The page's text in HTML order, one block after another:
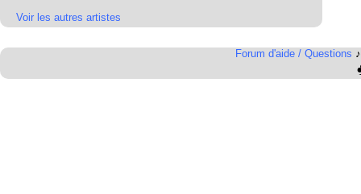
Voir les autres artistes
Forum d'aide / Questions